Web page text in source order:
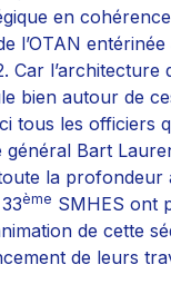
en
l’OTAN
Car l’architecture
bien autour de
tous les officiers
général Bart
la profondeur
ème SMHES ont
de cette
de leurs